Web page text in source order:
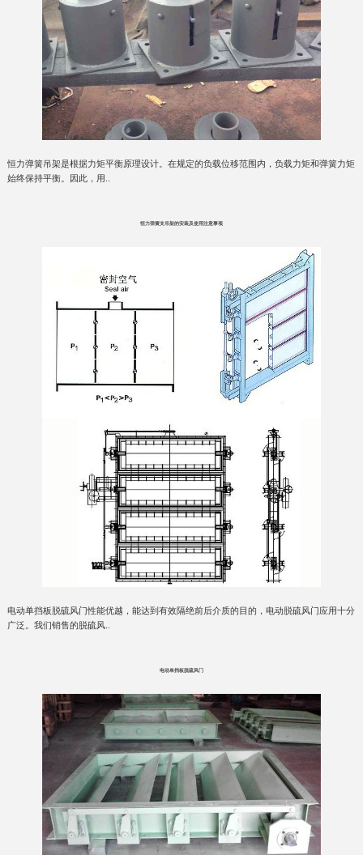
恒力弹簧吊架是根据力矩平衡原理设计。在规定的负载位移范围内，负载力矩和弹簧力矩
始终保持平衡。因此，用..
恒力弹簧支吊架的安装及使用注意事项
电动单挡板脱硫风门性能优越，能达到有效隔绝前后介质的目的，电动脱硫风门应用十分
广泛。我们销售的脱硫风..
电动单挡板脱硫风门